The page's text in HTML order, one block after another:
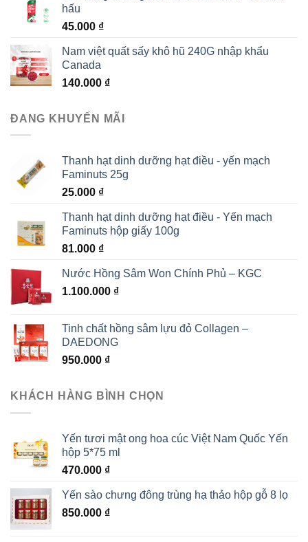
hấu
45.000 ₫
Nam việt quất sấy khô hũ 240G nhập khẩu
Canada
140.000 ₫
ĐANG KHUYẾN MÃI
Thanh hạt dinh dưỡng hạt điều - yến mạch
Faminuts 25g
25.000 ₫
Thanh hạt dinh dưỡng hạt điều - Yến mạch
Faminuts hộp giấy 100g
81.000 ₫
Nước Hồng Sâm Won Chính Phủ – KGC
1.100.000 ₫
Tinh chất hồng sâm lựu đỏ Collagen –
DAEDONG
950.000 ₫
KHÁCH HÀNG BÌNH CHỌN
Yến tươi mật ong hoa cúc Việt Nam Quốc Yến
hộp 5*75 ml
470.000 ₫
Yến sào chưng đông trùng hạ thảo hộp gỗ 8 lọ
850.000 ₫